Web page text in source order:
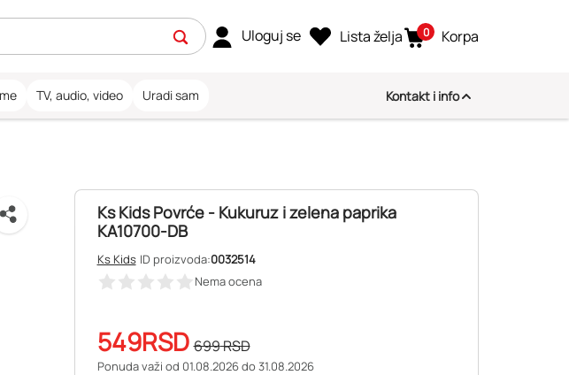
Uloguj se Lista želja 0 Korpa
TV, audio, video Uradi sam Kontakt i info
Ks Kids Povrće - Kukuruz i zelena paprika
KA10700-DB
Ks Kids ID proizvoda:0032514
Nema ocena
549RSD 699RSD
Ponuda važi od 01.08.2026 do 31.08.2026